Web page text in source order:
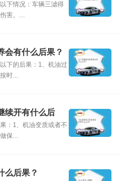
下情况：车辆三滤得
害。...
会有什么后果？
下的后果：1、机油过
时...
续开有什么后
：1、机油变质或者不
保...
么后果？